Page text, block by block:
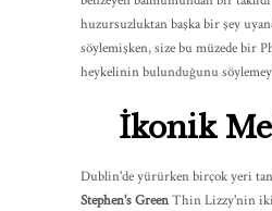
huzursuzluktan başka bir şey
söylemişken, size bu müzede bir
heykelinin bulunduğunu
İkonik
Dublin'de yürürken birçok yeri
Stephen's GreenThin Lizzy'nin